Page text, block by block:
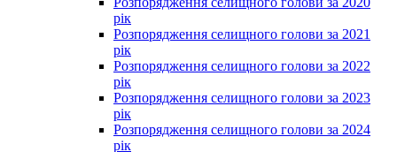
рік
Розпорядження селищного голови за 2021
рік
Розпорядження селищного голови за 2022
рік
Розпорядження селищного голови за 2023
рік
Розпорядження селищного голови за 2024
рік